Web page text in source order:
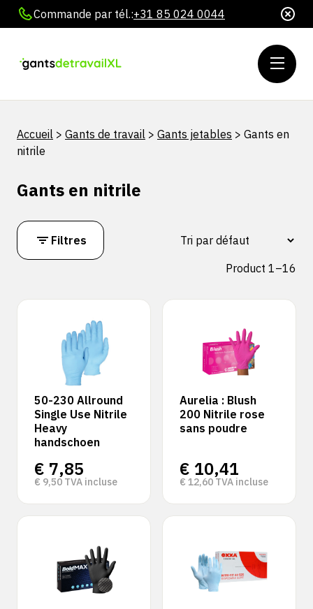
Commande par tél.:+31 85 024 0044
Accueil > Gants de travail > Gants jetables > Gants en
nitrile
Gants en nitrile
Filtres
Product 1–16
50-230 Allround
Single Use Nitrile
Heavy
handschoen
€ 7,85
€ 9,50 TVA incluse
Aurelia : Blush
200 Nitrile rose
sans poudre
€ 10,41
€ 12,60 TVA incluse